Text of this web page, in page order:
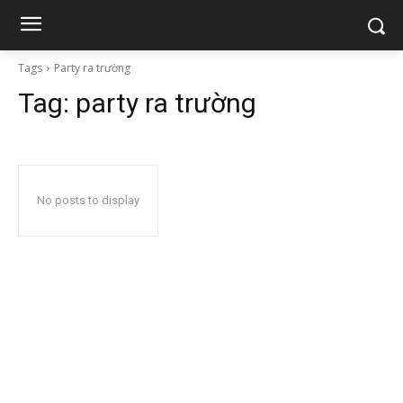
Tags Party ra trường
Tag: party ra trường
No posts to display